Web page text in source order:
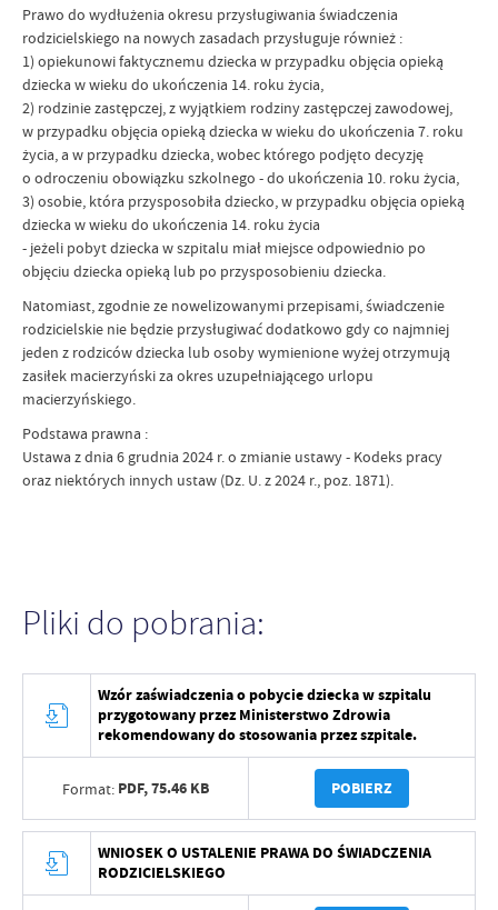
Prawo do wydłużenia okresu przysługiwania świadczenia
rodzicielskiego na nowych zasadach przysługuje również :
1) opiekunowi faktycznemu dziecka w przypadku objęcia opieką
dziecka w wieku do ukończenia 14. roku życia,
2) rodzinie zastępczej, z wyjątkiem rodziny zastępczej zawodowej,
w przypadku objęcia opieką dziecka w wieku do ukończenia 7. roku
życia, a w przypadku dziecka, wobec którego podjęto decyzję
o odroczeniu obowiązku szkolnego - do ukończenia 10. roku życia,
3) osobie, która przysposobiła dziecko, w przypadku objęcia opieką
dziecka w wieku do ukończenia 14. roku życia
- jeżeli pobyt dziecka w szpitalu miał miejsce odpowiednio po
objęciu dziecka opieką lub po przysposobieniu dziecka.
Natomiast, zgodnie ze nowelizowanymi przepisami, świadczenie
rodzicielskie nie będzie przysługiwać dodatkowo gdy co najmniej
jeden z rodziców dziecka lub osoby wymienione wyżej otrzymują
zasiłek macierzyński za okres uzupełniającego urlopu
macierzyńskiego.
Podstawa prawna :
Ustawa z dnia 6 grudnia 2024 r. o zmianie ustawy - Kodeks pracy
oraz niektórych innych ustaw (Dz. U. z 2024 r., poz. 1871).
Pliki do pobrania:
Wzór zaświadczenia o pobycie dziecka w szpitalu
przygotowany przez Ministerstwo Zdrowia
rekomendowany do stosowania przez szpitale.
Format: PDF,75.46 KB POBIERZ
WNIOSEK O USTALENIE PRAWA DO ŚWIADCZENIA
RODZICIELSKIEGO